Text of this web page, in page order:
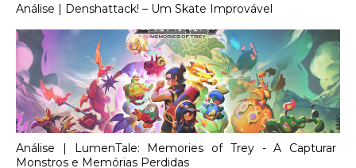
Análise | Denshattack! – Um Skate Improvável
Análise | LumenTale: Memories of Trey - A Capturar
Monstros e Memórias Perdidas